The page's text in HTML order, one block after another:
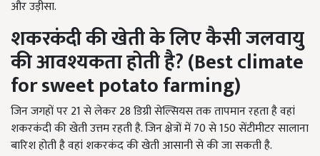
और उड़ीसा.
शकरकंदी की खेती के लिए कैसी जलवायु
की आवश्यकता होती है?(Best climate
for sweet potato farming)
जिन जगहों पर 21 से लेकर 28 डिग्री सेल्सियस तक तापमान रहता है वहां
शकरकंदी की खेती उत्तम रहती है. जिन क्षेत्रों में 70 से 150 सेंटीमीटर सालाना
बारिश होती है वहां शकरकंद की खेती आसानी से की जा सकती है.